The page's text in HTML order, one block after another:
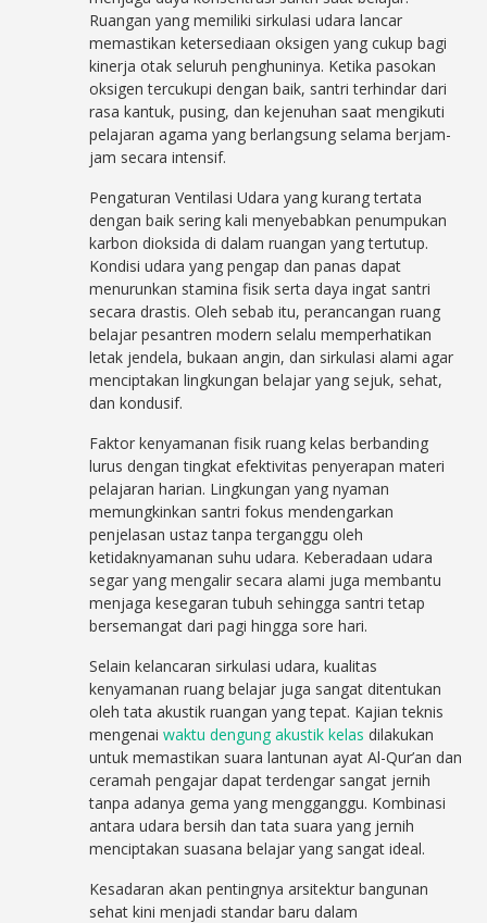
Ruangan yang memiliki sirkulasi udara lancar
memastikan ketersediaan oksigen yang cukup bagi
kinerja otak seluruh penghuninya. Ketika pasokan
oksigen tercukupi dengan baik, santri terhindar dari
rasa kantuk, pusing, dan kejenuhan saat mengikuti
pelajaran agama yang berlangsung selama berjam-
jam secara intensif.
Pengaturan Ventilasi Udara yang kurang tertata
dengan baik sering kali menyebabkan penumpukan
karbon dioksida di dalam ruangan yang tertutup.
Kondisi udara yang pengap dan panas dapat
menurunkan stamina fisik serta daya ingat santri
secara drastis. Oleh sebab itu, perancangan ruang
belajar pesantren modern selalu memperhatikan
letak jendela, bukaan angin, dan sirkulasi alami agar
menciptakan lingkungan belajar yang sejuk, sehat,
dan kondusif.
Faktor kenyamanan fisik ruang kelas berbanding
lurus dengan tingkat efektivitas penyerapan materi
pelajaran harian. Lingkungan yang nyaman
memungkinkan santri fokus mendengarkan
penjelasan ustaz tanpa terganggu oleh
ketidaknyamanan suhu udara. Keberadaan udara
segar yang mengalir secara alami juga membantu
menjaga kesegaran tubuh sehingga santri tetap
bersemangat dari pagi hingga sore hari.
Selain kelancaran sirkulasi udara, kualitas
kenyamanan ruang belajar juga sangat ditentukan
oleh tata akustik ruangan yang tepat. Kajian teknis
mengenaiwaktu dengung akustik kelas dilakukan
untuk memastikan suara lantunan ayat Al-Qur’an dan
ceramah pengajar dapat terdengar sangat jernih
tanpa adanya gema yang mengganggu. Kombinasi
antara udara bersih dan tata suara yang jernih
menciptakan suasana belajar yang sangat ideal.
Kesadaran akan pentingnya arsitektur bangunan
sehat kini menjadi standar baru dalam